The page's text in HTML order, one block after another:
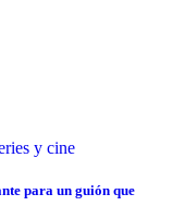
y cine
para un guión que